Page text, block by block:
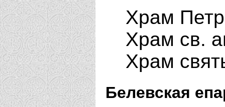
Храм
Храм св.
Храм
Белевская